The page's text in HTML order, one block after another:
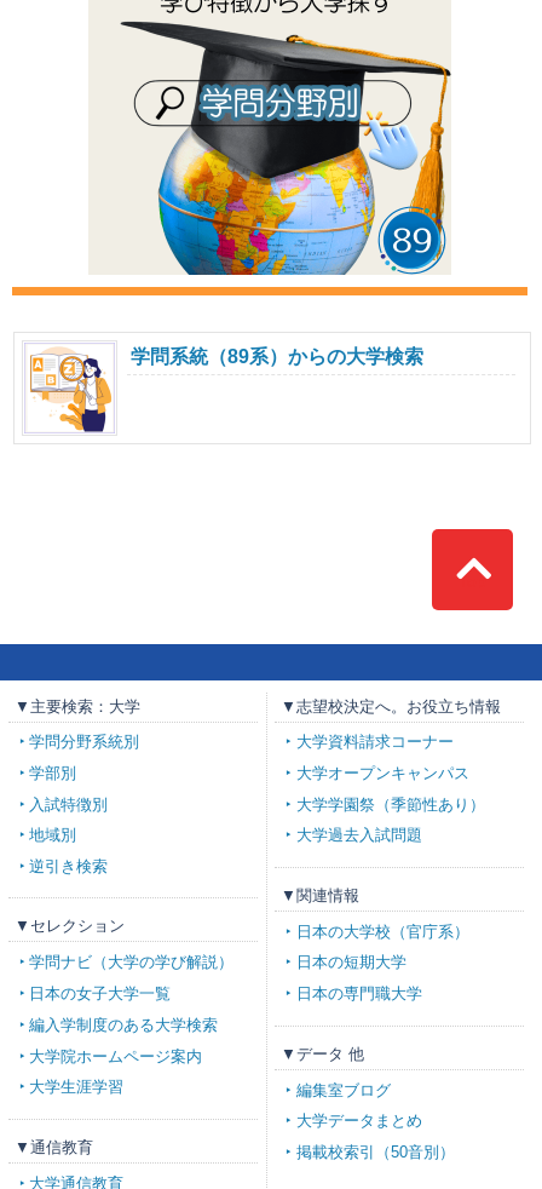
学問系統（89系）からの大学検索
Top
▼主要検索：大学
学問分野系統別
学部別
入試特徴別
地域別
逆引き検索
▼セレクション
学問ナビ（大学の学び解説）
日本の女子大学一覧
編入学制度のある大学検索
大学院ホームページ案内
大学生涯学習
▼通信教育
大学通信教育
▼志望校決定へ。お役立ち情報
大学資料請求コーナー
大学オープンキャンパス
大学学園祭（季節性あり）
大学過去入試問題
▼関連情報
日本の大学校（官庁系）
日本の短期大学
日本の専門職大学
▼データ 他
編集室ブログ
大学データまとめ
掲載校索引（50音別）